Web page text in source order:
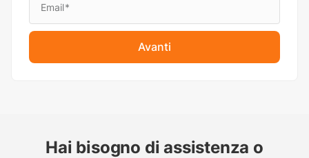
Avanti
Hai bisogno di assistenza o